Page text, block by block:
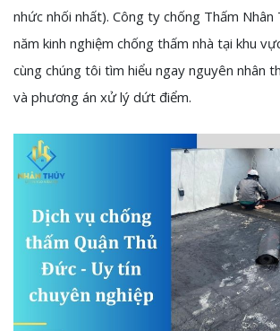
nhức nhối nhất). Công ty chống Thấm
năm kinh nghiệm chống thấm nhà tại khu
cùng chúng tôi tìm hiểu ngay nguyên nhân
và phương án xử lý dứt điểm.